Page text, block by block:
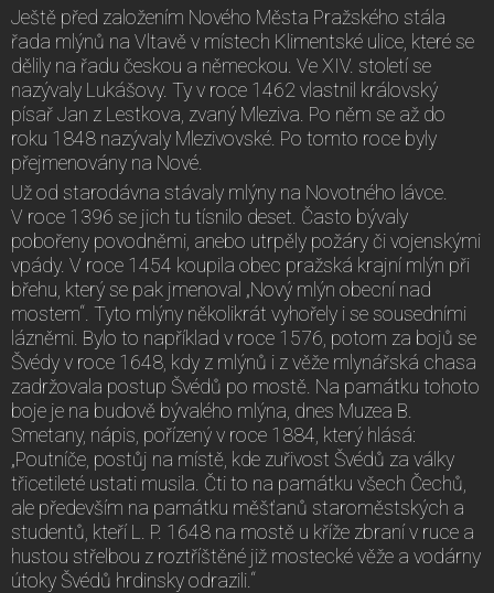
Ještě před založením Nového Města Pražského stála
řada mlýnů na Vltavě v místech Klimentské ulice, které se
dělily na řadu českou a německou. Ve XIV. století se
nazývaly Lukášovy. Ty v roce 1462 vlastnil královský
písař Jan z Lestkova, zvaný Mleziva. Po něm se až do
roku 1848 nazývaly Mlezivovské. Po tomto roce byly
přejmenovány na Nové.
Už od starodávna stávaly mlýny na Novotného lávce.
V roce 1396 se jich tu tísnilo deset. Často bývaly
pobořeny povodněmi, anebo utrpěly požáry či vojenskými
vpády. V roce 1454 koupila obec pražská krajní mlýn při
břehu, který se pak jmenoval „Nový mlýn obecní nad
mostem“. Tyto mlýny několikrát vyhořely i se sousedními
lázněmi. Bylo to například v roce 1576, potom za bojů se
Švédy v roce 1648, kdy z mlýnů i z věže mlynářská chasa
zadržovala postup Švédů po mostě. Na památku tohoto
boje je na budově bývalého mlýna, dnes Muzea B.
Smetany, nápis, pořízený v roce 1884, který hlásá:
„Poutníče, postůj na místě, kde zuřivost Švédů za války
třicetileté ustati musila. Čti to na památku všech Čechů,
ale především na památku měšťanů staroměstských a
studentů, kteří L. P. 1648 na mostě u kříže zbraní v ruce a
hustou střelbou z roztříštěné již mostecké věže a vodárny
útoky Švédů hrdinsky odrazili.“